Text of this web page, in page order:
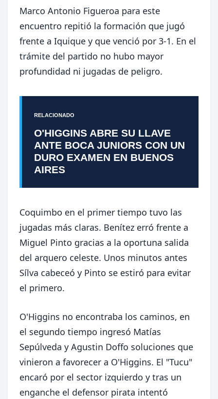
Marco Antonio Figueroa para este
encuentro repitió la formación que jugó
frente a Iquique y que venció por 3-1. En el
trámite del partido no hubo mayor
profundidad ni jugadas de peligro.
RELACIONADO
O'HIGGINS ABRE SU LLAVE
ANTE BOCA JUNIORS CON UN
DURO EXAMEN EN BUENOS
AIRES
Coquimbo en el primer tiempo tuvo las
jugadas más claras. Benítez erró frente a
Miguel Pinto gracias a la oportuna salida
del arquero celeste. Unos minutos antes
Sílva cabeceó y Pinto se estiró para evitar
el primero.
O'Higgins no encontraba los caminos, en
el segundo tiempo ingresó Matías
Sepúlveda y Agustin Doffo soluciones que
vinieron a favorecer a O'Higgins. El "Tucu"
encaró por el sector izquierdo y tras un
enganche el defensor pirata intentó